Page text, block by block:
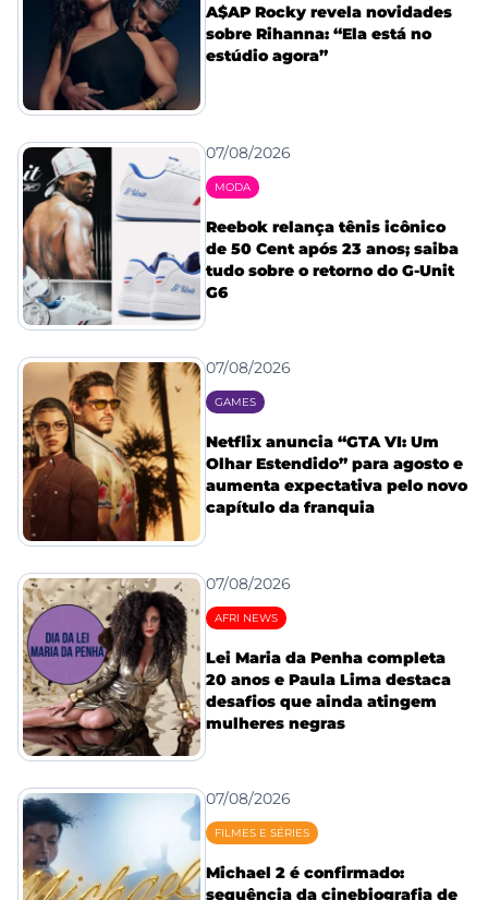
A$AP Rocky revela novidades
sobre Rihanna: “Ela está no
estúdio agora”
07/08/2026
MODA
Reebok relança tênis icônico
de 50 Cent após 23 anos; saiba
tudo sobre o retorno do G-Unit
G6
07/08/2026
GAMES
Netflix anuncia “GTA VI: Um
Olhar Estendido” para agosto e
aumenta expectativa pelo novo
capítulo da franquia
07/08/2026
AFRI NEWS
Lei Maria da Penha completa
20 anos e Paula Lima destaca
desafios que ainda atingem
mulheres negras
07/08/2026
FILMES E SÉRIES
Michael 2 é confirmado:
sequência da cinebiografia de